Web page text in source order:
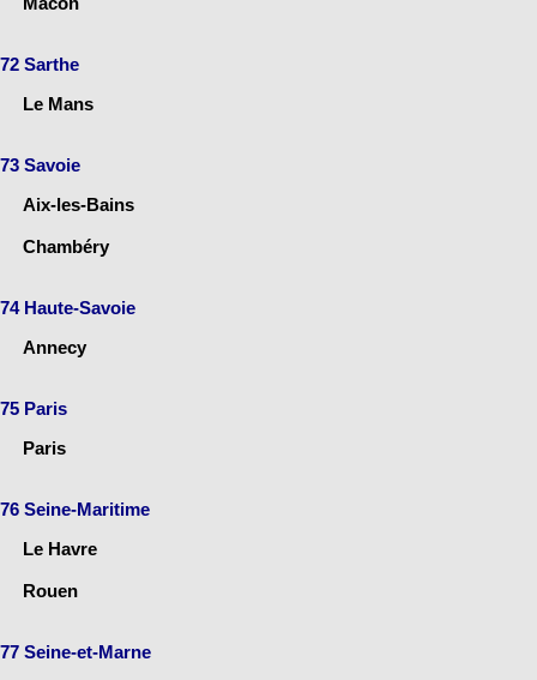
72 Sarthe
Le Mans
73 Savoie
Aix-les-Bains
Chambéry
74 Haute-Savoie
Annecy
75 Paris
Paris
76 Seine-Maritime
Le Havre
Rouen
77 Seine-et-Marne